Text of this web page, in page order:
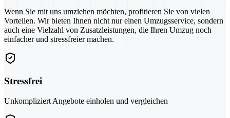
Wenn Sie mit uns umziehen möchten, profitieren Sie von vielen
Vorteilen. Wir bieten Ihnen nicht nur einen Umzugsservice, sondern
auch eine Vielzahl von Zusatzleistungen, die Ihren Umzug noch
einfacher und stressfreier machen.
Stressfrei
Unkompliziert Angebote einholen und vergleichen